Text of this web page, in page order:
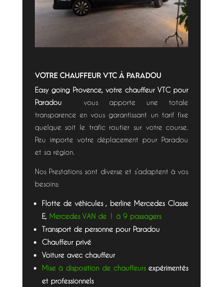
votre chauffeur VTC à PARADOU
Easy going Provence, votre chauffeur VTC pour
Paradou
vous apporte une totale
transparence en vous garantissant un tarif fixe
quelque soit le trafic routier sur votre course.
Peu importe votre déplacement pour Paradou
et sa région.
Nos Prestations sont diverse et s’adaptent à vos
besoins:
Flotte de véhicules , berline Mercedes Classe
E, Mercedes VAN de 1 à 9 passagers
Transport de personne pour Paradou
Chauffeur privé
Voiture avec chauffeur
Mise à disposition de chauffeursexpérimentés
et professionnels